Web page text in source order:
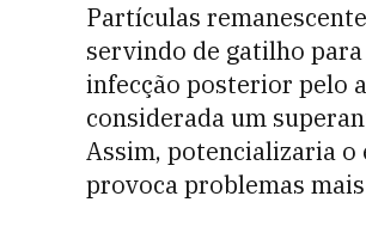
Partículas
servindo de gatilho
infecção posterior pelo
considerada um
Assim, potencializaria o
provoca problemas